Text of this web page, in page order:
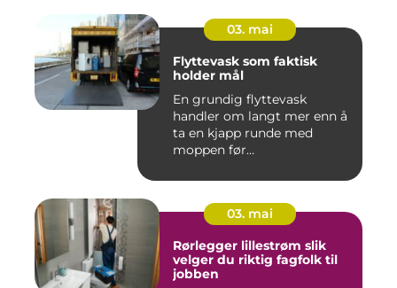
03. mai
Flyttevask som faktisk
holder mål
En grundig flyttevask
handler om langt mer enn å
ta en kjapp runde med
moppen før
03. mai
Rørlegger lillestrøm slik
velger du riktig fagfolk til
jobben